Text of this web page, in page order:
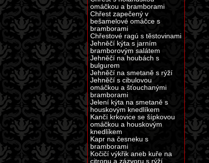
omáčkou a bramborami
Chřest zapečený v
bešamelové omáčce s
bramborami
Chřestové ragú s těstovinami
Jehněčí kýta s jarním
bramborovým salátem
Jehněčí na houbách s
bulgurem
Jehněčí na smetaně s rýží
Jehněčí s cibulovou
omáčkou a šťouchanými
bramborami
Jelení kýta na smetaně s
houskovým knedlíkem
Kančí krkovice se šípkovou
omáčkou a houskovým
knedlíkem
Kapr na česneku s
bramborami
Kočičí výkřik aneb kuře na
citronu a zázvoru s rýží